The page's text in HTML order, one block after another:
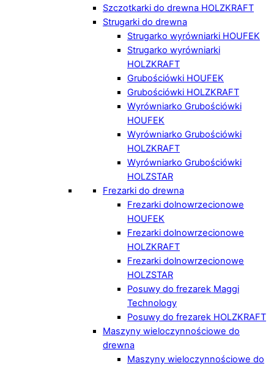
Szczotkarki do drewna HOLZKRAFT
Strugarki do drewna
Strugarko wyrówniarki HOUFEK
Strugarko wyrówniarki
HOLZKRAFT
Grubościówki HOUFEK
Grubościówki HOLZKRAFT
Wyrówniarko Grubościówki
HOUFEK
Wyrówniarko Grubościówki
HOLZKRAFT
Wyrówniarko Grubościówki
HOLZSTAR
Frezarki do drewna
Frezarki dolnowrzecionowe
HOUFEK
Frezarki dolnowrzecionowe
HOLZKRAFT
Frezarki dolnowrzecionowe
HOLZSTAR
Posuwy do frezarek Maggi
Technology
Posuwy do frezarek HOLZKRAFT
Maszyny wieloczynnościowe do
drewna
Maszyny wieloczynnościowe do